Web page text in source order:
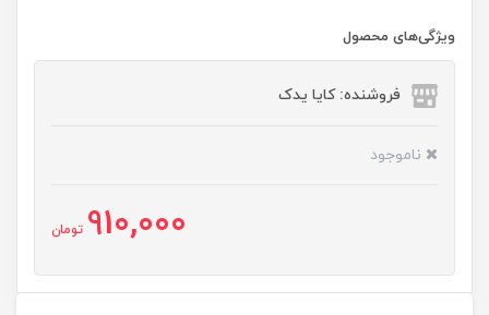
ویژگی‌های محصول
فروشنده: کایا یدک
ناموجود
910,000 تومان